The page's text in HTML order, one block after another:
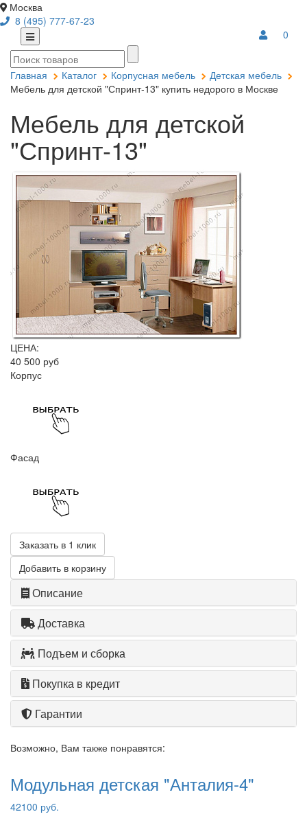
Москва
8 (495) 777-67-23
0
Главная Каталог Корпусная мебель
Детская мебель
Мебель для детской "Спринт-13" купить недорого в Москве
Мебель для детской
"Спринт-13"
ЦЕНА:
40 500 руб
Корпус
Фасад
Заказать в 1 клик
Добавить в корзину
Описание
Доставка
Подъем и сборка
Покупка в кредит
Гарантии
Возможно, Вам также понравятся:
Модульная детская "Анталия-4"
42100 руб.